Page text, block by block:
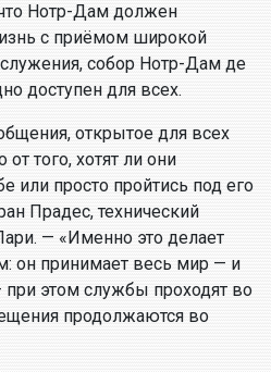
Нотр-Дам должен
с приёмом широкой
собор Нотр-Дам де
доступен для всех.
открытое для всех
того, хотят ли они
или просто пройтись под его
Прадес, технический
— «Именно это делает
он принимает весь мир — и
этом службы проходят во
продолжаются во